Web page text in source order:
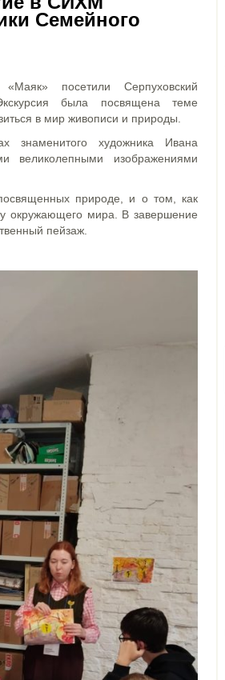
Семейного
посетили Серпуховский
была посвящена теме
в мир живописи и природы.
знаменитого художника Ивана
великолепными изображениями
природе, и о том, как
окружающего мира. В завершение
пейзаж.